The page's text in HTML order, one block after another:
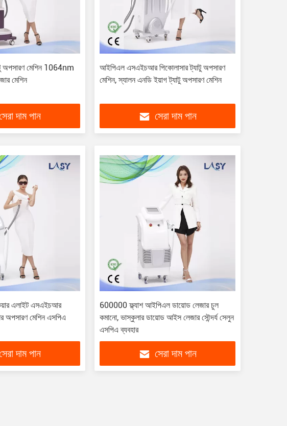
অপসারণ মেশিন 1064nm
মেশিন
দাম পান
আইপিএল এসএইচআর পিকোলাসার ট্যাটু অপসারণ
মেশিন, স্যালন এনডি ইয়াগ ট্যাটু অপসারণ মেশিন
সেরা দাম পান
এলাইট এসএইচআর
অপসারণ মেশিন এসপিএ
দাম পান
600000 ফ্ল্যাশ আইপিএল ডায়োড লেজার চুল
কমানো, ভাস্কুলার ডায়োড আইস লেজার সৌন্দর্য সেলুন
এসপিএ ব্যবহার
সেরা দাম পান